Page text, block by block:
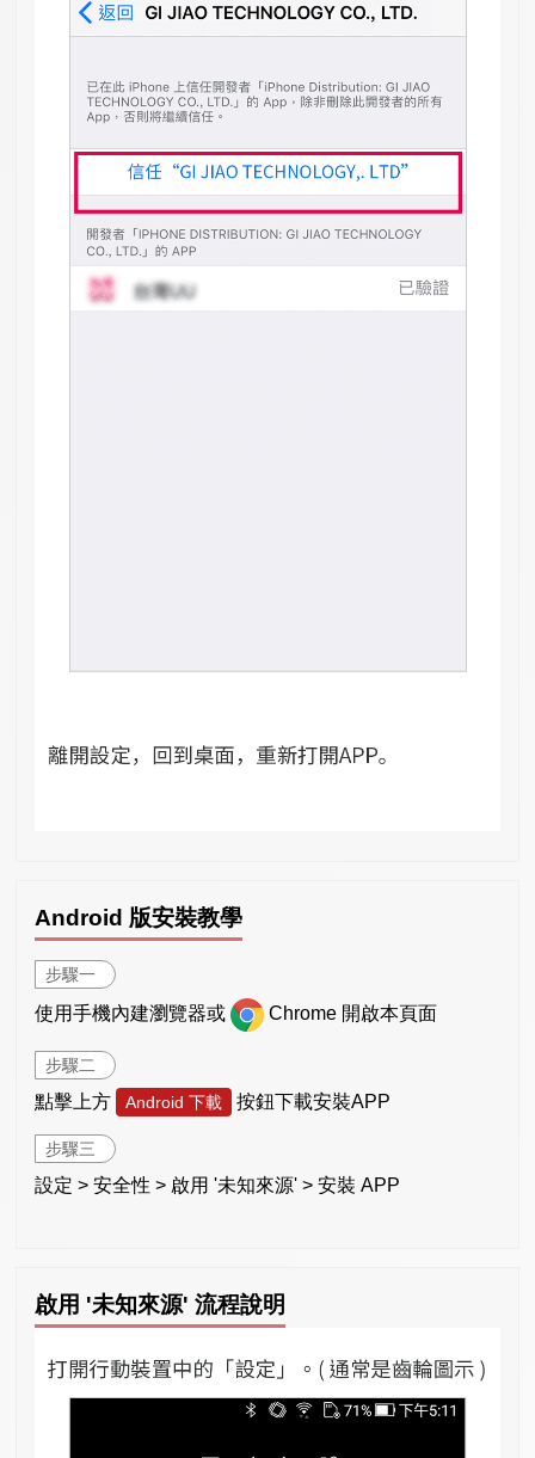
Android 版安裝教學
步驟一
使用手機內建瀏覽器或 Chrome 開啟本頁面
步驟二
點擊上方 Android 下載 按鈕下載安裝APP
步驟三
設定 > 安全性 > 啟用 '未知來源' > 安裝 APP
啟用 '未知來源' 流程說明